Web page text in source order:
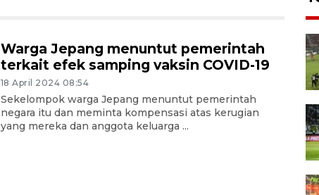
Warga Jepang menuntut pemerintah
terkait efek samping vaksin COVID-19
18 April 2024 08:54
Sekelompok warga Jepang menuntut pemerintah
negara itu dan meminta kompensasi atas kerugian
yang mereka dan anggota keluarga ...